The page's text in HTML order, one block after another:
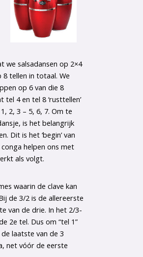
we salsadansen op 2×4
tellen in totaal. We
op 6 van die 8
4 en tel 8 ‘rusttellen’
2, 3 – 5, 6, 7. Om te
is het belangrijk
Dit is het ‘begin’ van
helpen ons met
als volgt.
waarin de clave kan
de 3/2 is de allereerste
van de drie. In het 2/3-
2e tel. Dus om “tel 1”
laatste van de 3
net vóór de eerste